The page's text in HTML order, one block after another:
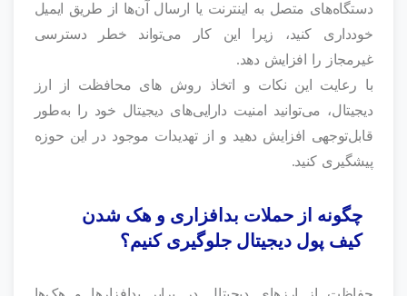
دستگاه‌های متصل به اینترنت یا ارسال آن‌ها از طریق ایمیل
خودداری کنید، زیرا این کار می‌تواند خطر دسترسی
غیرمجاز را افزایش دهد.
با رعایت این نکات و اتخاذ روش های محافظت از ارز
دیجیتال، می‌توانید امنیت دارایی‌های دیجیتال خود را به‌طور
قابل‌توجهی افزایش دهید و از تهدیدات موجود در این حوزه
پیشگیری کنید.
چگونه از حملات بدافزاری و هک شدن
کیف پول دیجیتال جلوگیری کنیم؟